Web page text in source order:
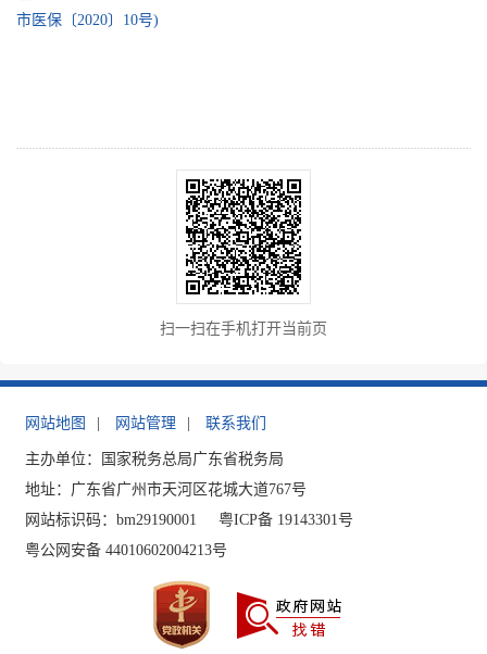
市医保〔2020〕10号)
扫一扫在手机打开当前页
网站地图 网站管理 联系我们
主办单位：国家税务总局广东省税务局
地址：广东省广州市天河区花城大道767号
网站标识码：bm29190001
粤ICP备 19143301号
粤公网安备 44010602004213号